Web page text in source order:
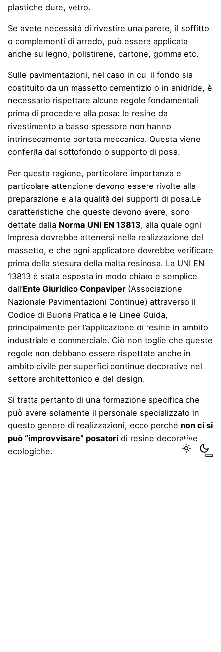
plastiche dure, vetro.
Se avete necessità di rivestire una parete, il soffitto
o complementi di arredo, può essere applicata
anche su legno, polistirene, cartone, gomma etc.
Sulle pavimentazioni, nel caso in cui il fondo sia
costituito da un massetto cementizio o in anidride, è
necessario rispettare alcune regole fondamentali
prima di procedere alla posa: le resine da
rivestimento a basso spessore non hanno
intrinsecamente portata meccanica. Questa viene
conferita dal sottofondo o supporto di posa.
Per questa ragione, particolare importanza e
particolare attenzione devono essere rivolte alla
preparazione e alla qualità dei supporti di posa.Le
caratteristiche che queste devono avere, sono
dettate dalla Norma UNI EN 13813, alla quale ogni
Impresa dovrebbe attenersi nella realizzazione del
massetto, e che ogni applicatore dovrebbe verificare
prima della stesura della malta resinosa. La UNI EN
13813 è stata esposta in modo chiaro e semplice
dall’Ente Giuridico Conpaviper (Associazione
Nazionale Pavimentazioni Continue) attraverso il
Codice di Buona Pratica e le Linee Guida,
principalmente per l’applicazione di resine in ambito
industriale e commerciale. Ciò non toglie che queste
regole non debbano essere rispettate anche in
ambito civile per superfici continue decorative nel
settore architettonico e del design.
Si tratta pertanto di una formazione specifica che
può avere solamente il personale specializzato in
questo genere di realizzazioni, ecco perché non ci si
può “improvvisare” posatori di resine decorative
ecologiche.